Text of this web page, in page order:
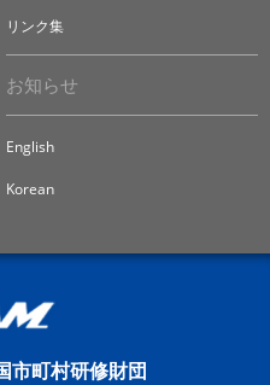
リンク集
お知らせ
English
Korean
市町村研修財団